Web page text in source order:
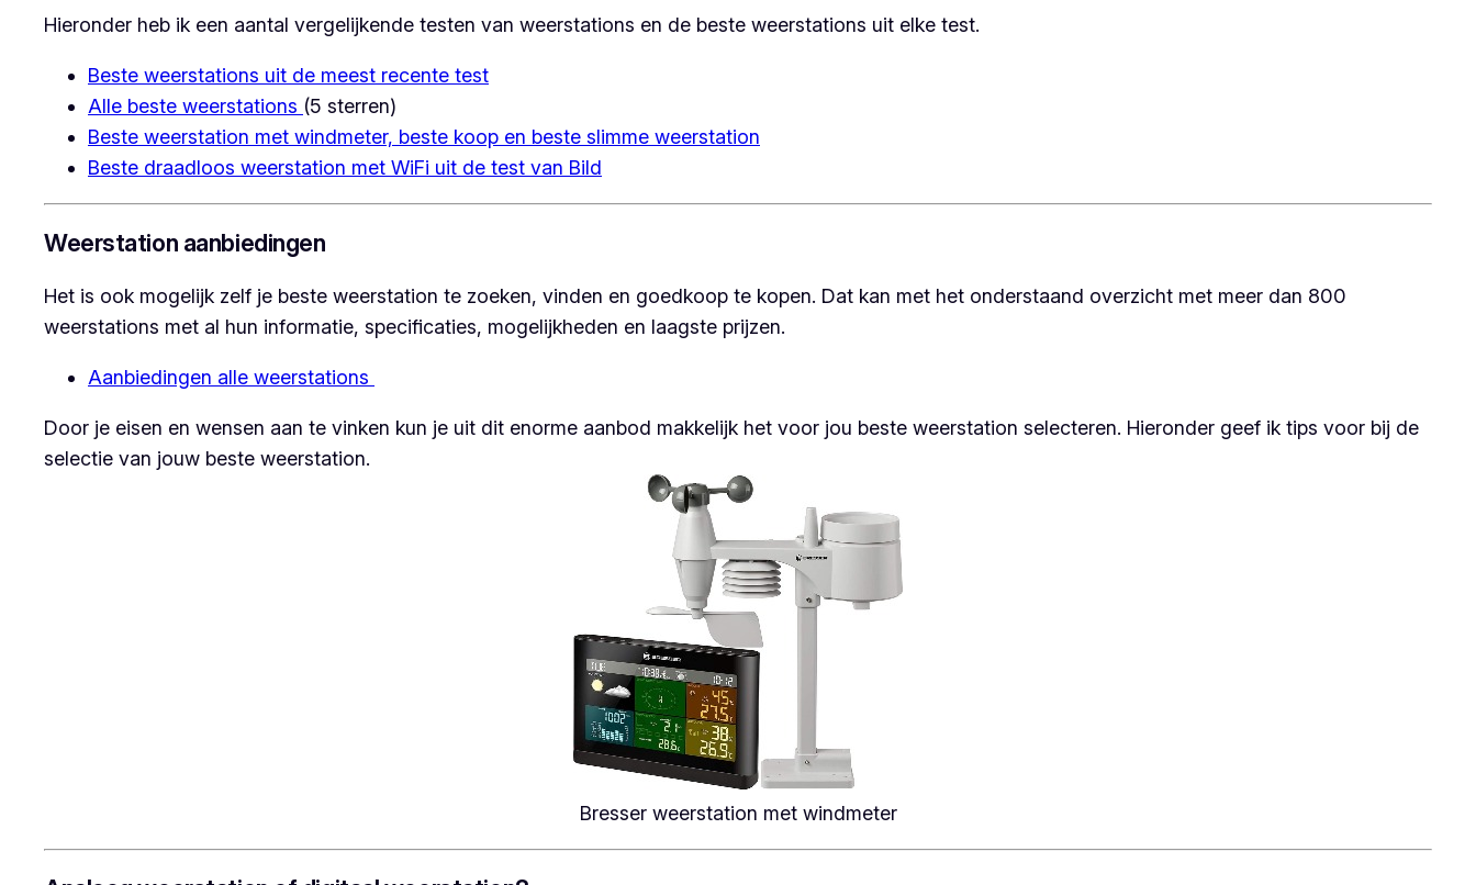
Hieronder heb ik een aantal vergelijkende testen van weerstations en de beste weerstations uit elke test.
Beste weerstations uit de meest recente test
Alle beste weerstations (5 sterren)
Beste weerstation met windmeter, beste koop en beste slimme weerstation
Beste draadloos weerstation met WiFi uit de test van Bild
Weerstation aanbiedingen
Het is ook mogelijk zelf je beste weerstation te zoeken, vinden en goedkoop te kopen. Dat kan met het onderstaand overzicht met meer dan 800
weerstations met al hun informatie, specificaties, mogelijkheden en laagste prijzen.
Aanbiedingen alle weerstations
Door je eisen en wensen aan te vinken kun je uit dit enorme aanbod makkelijk het voor jou beste weerstation selecteren. Hieronder geef ik tips voor bij de
selectie van jouw beste weerstation.
Bresser weerstation met windmeter